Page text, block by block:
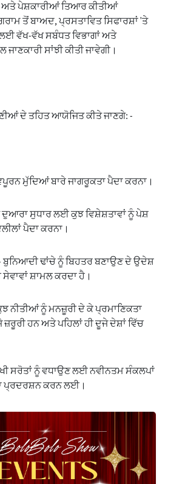
ਪੇਸ਼ਕਾਰੀਆਂ ਤਿਆਰ ਕੀਤੀਆਂ
ਤੋਂ ਬਾਅਦ, ਪ੍ਰਸਤਾਵਿਤ ਸਿਫਾਰਸ਼ਾਂ 'ਤੇ
ਵੱਖ-ਵੱਖ ਸਬੰਧਤ ਵਿਭਾਗਾਂ ਅਤੇ
ਸਾਂਝੀ ਕੀਤੀ ਜਾਵੇਗੀ।
ਦੇ ਤਹਿਤ ਆਯੋਜਿਤ ਕੀਤੇ ਜਾਣਗੇ: -
ਮੁੱਦਿਆਂ ਬਾਰੇ ਜਾਗਰੂਕਤਾ ਪੈਦਾ ਕਰਨਾ।
ਦੁਆਰਾ ਸੁਧਾਰ ਲਈ ਕੁਝ ਵਿਸ਼ੇਸ਼ਤਾਵਾਂ ਨੂੰ ਪੇਸ਼
ਪੈਦਾ ਕਰਨਾ।
ਬੁਨਿਆਦੀ ਢਾਂਚੇ ਨੂੰ ਬਿਹਤਰ ਬਣਾਉਣ ਦੇ ਉਦੇਸ਼
ਸੇਵਾਵਾਂ ਸ਼ਾਮਲ ਕਰਦਾ ਹੈ।
ਨੀਤੀਆਂ ਨੂੰ ਮਨਜ਼ੂਰੀ ਦੇ ਕੇ ਪ੍ਰਮਾਣਿਕਤਾ
ਜ਼ਰੂਰੀ ਹਨ ਅਤੇ ਪਹਿਲਾਂ ਹੀ ਦੂਜੇ ਦੇਸ਼ਾਂ ਵਿੱਚ
ਸਰੋਤਾਂ ਨੂੰ ਵਧਾਉਣ ਲਈ ਨਵੀਨਤਮ ਸੰਕਲਪਾਂ
ਪ੍ਰਦਰਸ਼ਨ ਕਰਨ ਲਈ।